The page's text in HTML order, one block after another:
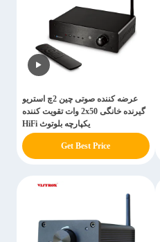
عرضه کننده صوتی چین 2چ استریو
گیرنده خانگی 2x50 وات تقویت کننده
یکپارچه بلوتوث HiFi
Get Best Price